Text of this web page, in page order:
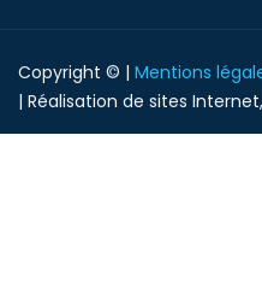
Copyright © | Mentions
| Réalisation de sites Internet,